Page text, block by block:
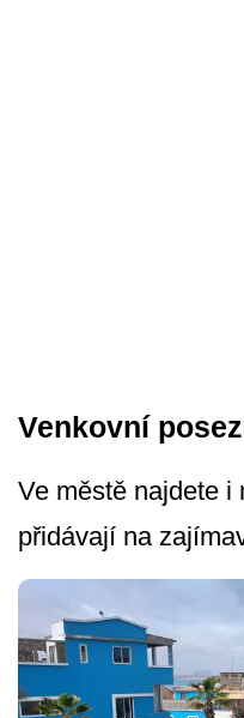
Venkovní
Ve městě najdete i
přidávají na